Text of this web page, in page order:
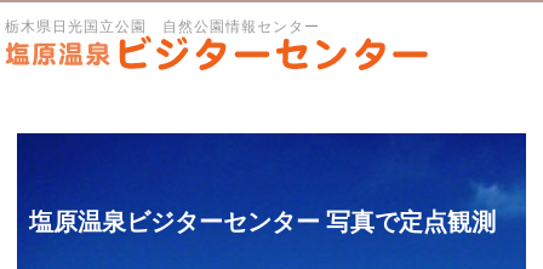
栃木県日光国立公園 自然公園情報センター
塩原温泉ビジターセンター 写真で定点観測